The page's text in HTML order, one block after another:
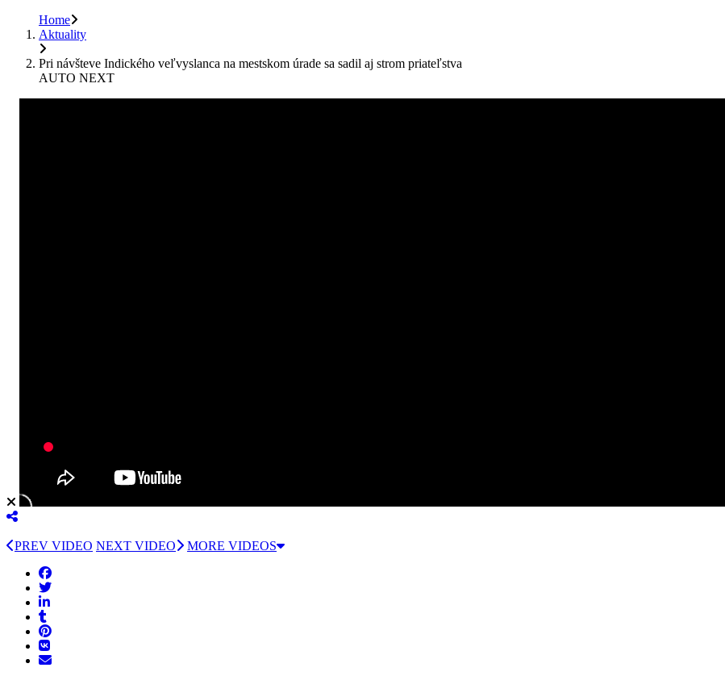
Home
Aktuality
Pri návšteve Indického veľvyslanca na mestskom úrade sa sadil aj strom priateľstva
AUTO NEXT
PREV VIDEO NEXT VIDEO MORE VIDEOS